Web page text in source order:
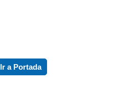
Ir a Portada